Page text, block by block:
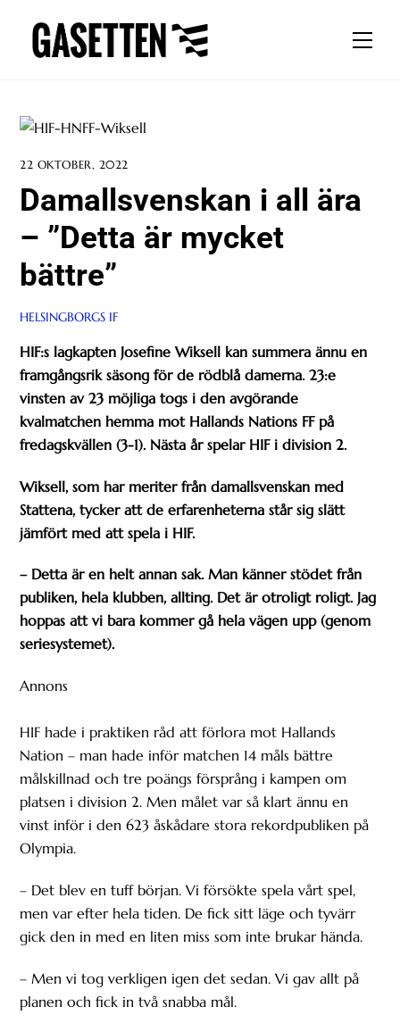
content
22 OKTOBER, 2022
Damallsvenskan i all ära
– ”Detta är mycket
bättre”
HELSINGBORGS IF
HIF:s lagkapten Josefine Wiksell kan summera ännu en
framgångsrik säsong för de rödblå damerna. 23:e
vinsten av 23 möjliga togs i den avgörande
kvalmatchen hemma mot Hallands Nations FF på
fredagskvällen (3-1). Nästa år spelar HIF i division 2.
Wiksell, som har meriter från damallsvenskan med
Stattena, tycker att de erfarenheterna står sig slätt
jämfört med att spela i HIF.
– Detta är en helt annan sak. Man känner stödet från
publiken, hela klubben, allting. Det är otroligt roligt. Jag
hoppas att vi bara kommer gå hela vägen upp (genom
seriesystemet).
Annons
HIF hade i praktiken råd att förlora mot Hallands
Nation – man hade inför matchen 14 måls bättre
målskillnad och tre poängs försprång i kampen om
platsen i division 2. Men målet var så klart ännu en
vinst inför i den 623 åskådare stora rekordpubliken på
Olympia.
– Det blev en tuff början. Vi försökte spela vårt spel,
men var efter hela tiden. De fick sitt läge och tyvärr
gick den in med en liten miss som inte brukar hända.
– Men vi tog verkligen igen det sedan. Vi gav allt på
planen och fick in två snabba mål.